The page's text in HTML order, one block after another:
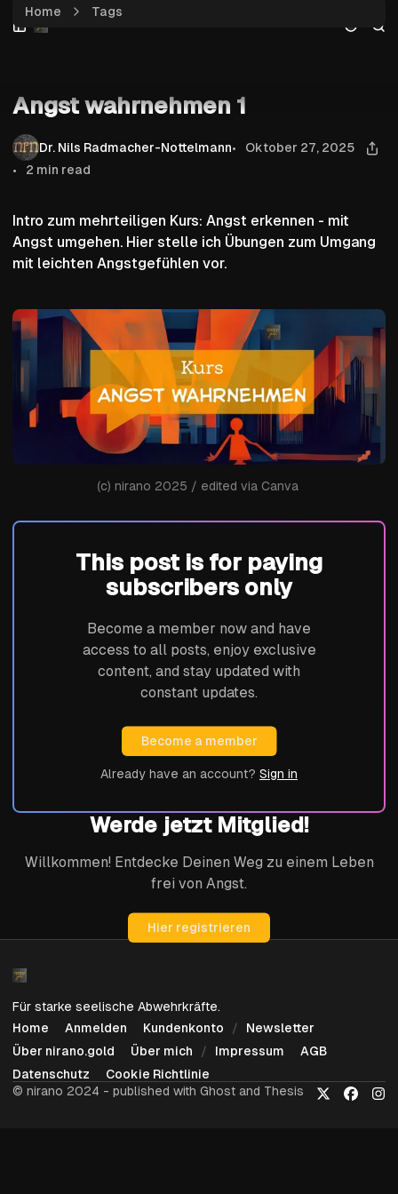
Skip
to
Skip
to
Skip
to
Angst wahrnehmen 1
Home Tags
Angst wahrnehmen 1
Dr. Nils Radmacher-Nottelmann
Oktober 27, 2025
2 min read
Intro zum mehrteiligen Kurs: Angst erkennen - mit
Angst umgehen. Hier stelle ich Übungen zum Umgang
mit leichten Angstgefühlen vor.
(c) nirano 2025 / edited via Canva
This post is for paying
subscribers only
Become a member now and have
access to all posts, enjoy exclusive
content, and stay updated with
constant updates.
Become a member
Already have an account? Sign in
Werde jetzt Mitglied!
Willkommen! Entdecke Deinen Weg zu einem Leben
frei von Angst.
Hier registrieren
Für starke seelische Abwehrkräfte.
Home
Anmelden Kundenkonto
Newsletter
Über nirano.gold
Über mich Impressum
AGB
Datenschutz
Cookie Richtlinie
© nirano 2024 - published with Ghost and Thesis
X